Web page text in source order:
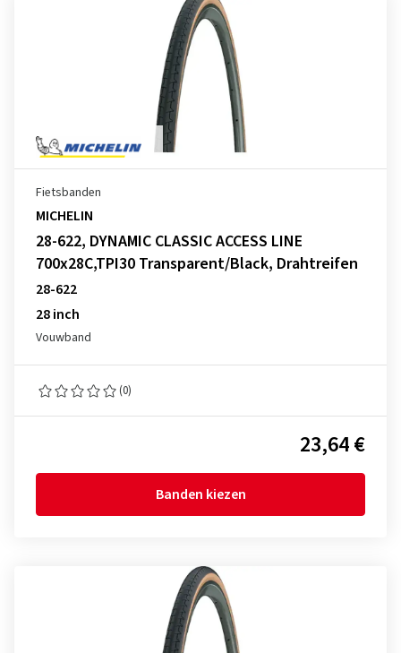
Fietsbanden
MICHELIN
28-622, DYNAMIC CLASSIC ACCESS LINE
700x28C,TPI30 Transparent/Black, Drahtreifen
28-622
28 inch
Vouwband
(0)
23,64 €
Banden kiezen